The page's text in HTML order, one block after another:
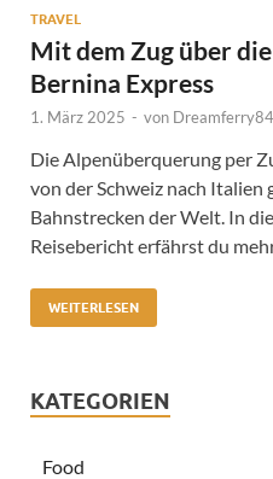
TRAVEL
Mit dem Zug über
Bernina Express
1. März 2025 - von Dreamferry84
Die Alpenüberquerung per
von der Schweiz nach Italien
Bahnstrecken der Welt. In
Reisebericht erfährst du
WEITERLESEN
KATEGORIEN
Food